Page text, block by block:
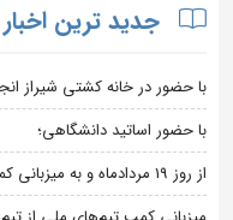
جدید ترین
با حضور در خانه کشتی شیراز
با حضور اساتید دانشگاهی؛
از روز 19 مردادماه و به میزبانی کمپ تیم های ملی؛